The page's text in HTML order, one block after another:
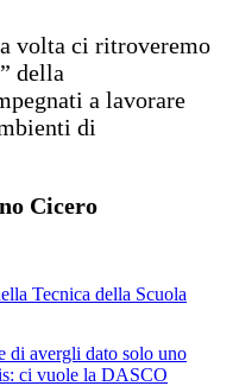
volta ci ritroveremo
della
a lavorare
di
Cicero
Tecnica della Scuola
di avergli dato solo uno
ci vuole la DASCO